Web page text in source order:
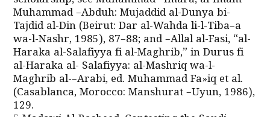
Muhammad –Abduh: Mujaddid al-Dunya bi-
Tajdid al-Din (Beirut: Dar al-Wahda li-l-Tiba–a
wa-l-Nashr, 1985), 87–88; and –Allal al-Fasi, “al-
Haraka al-Salafiyya fi al-Maghrib,” in Durus fi
al-Haraka al- Salafiyya: al-Mashriq wa-l-
Maghrib al-–Arabi, ed. Muhammad Fa»iq et al.
(Casablanca, Morocco: Manshurat –Uyun, 1986),
129.